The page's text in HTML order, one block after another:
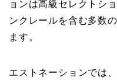
ョンは高級セレクトシ
ンクレールを含む多数
ます。
エストネーションでは